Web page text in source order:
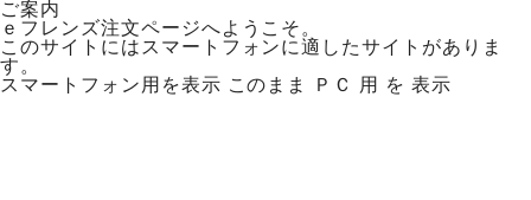
ご案内
ｅフレンズ注文ページへようこそ。
このサイトにはスマートフォンに適したサイトがありま
す。
スマートフォン用を表示 このまま ＰＣ 用 を 表示